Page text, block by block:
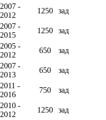
2007 -
2012
1250 зад
2007 -
2015
1250 зад
2005 -
2012
650 зад
2007 -
2013
650 зад
2011 -
2016
750 зад
2010 -
2012
1250 зад